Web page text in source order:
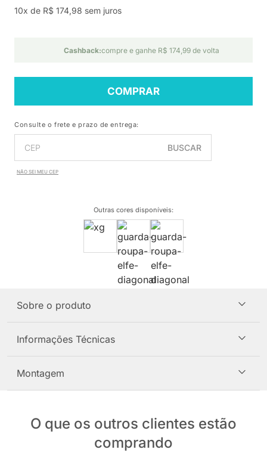
10x de R$ 174,98 sem juros
Cashback:compre e ganhe R$ 174,99 de volta
COMPRAR
Consulte o frete e prazo de entrega:
BUSCAR
NÃO SEI MEU CEP
Outras cores disponíveis:
Sobre o produto
Informações Técnicas
Montagem
O que os outros clientes estão
comprando